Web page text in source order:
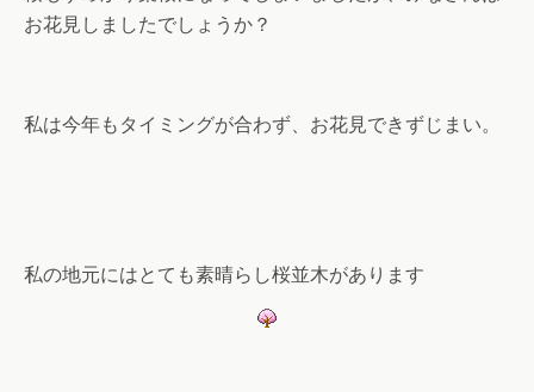
お花見しましたでしょうか？
私は今年もタイミングが合わず、お花見できずじまい。
私の地元にはとても素晴らし桜並木があります